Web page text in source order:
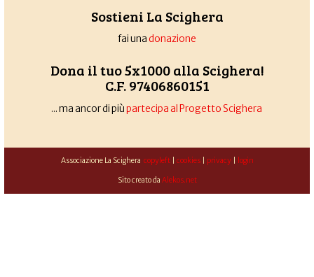
Sostieni La Scighera
fai unadonazione
Dona il tuo 5x1000 alla Scighera!
C.F. 97406860151
... ma ancor di piùpartecipa al Progetto Scighera
Associazione La Scighera copyleft| cookies| privacy| login
Sito creato da Alekos.net